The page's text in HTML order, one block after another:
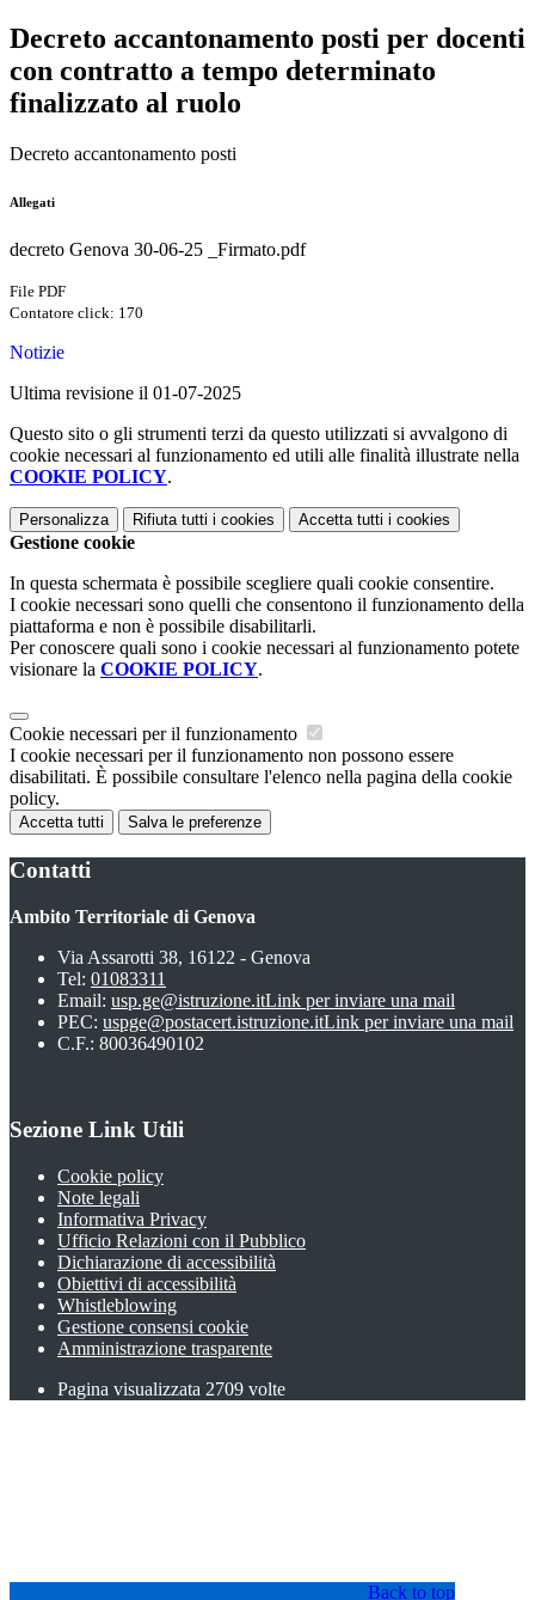
Decreto accantonamento posti per docenti
con contratto a tempo determinato
finalizzato al ruolo
Decreto accantonamento posti
Allegati
decreto Genova 30-06-25 _Firmato.pdf
File PDF
Contatore click: 170
Notizie
Ultima revisione il 01-07-2025
Questo sito o gli strumenti terzi da questo utilizzati si avvalgono di
cookie necessari al funzionamento ed utili alle finalità illustrate nella
COOKIE POLICY.
Personalizza Rifiuta tutti i cookies Accetta tutti i cookies
Gestione cookie
In questa schermata è possibile scegliere quali cookie consentire.
I cookie necessari sono quelli che consentono il funzionamento della
piattaforma e non è possibile disabilitarli.
Per conoscere quali sono i cookie necessari al funzionamento potete
visionare la COOKIE POLICY.
Cookie necessari per il funzionamento
I cookie necessari per il funzionamento non possono essere
disabilitati. È possibile consultare l'elenco nella pagina della cookie
policy.
Accetta tutti Salva le preferenze
Contatti
Ambito Territoriale di Genova
Via Assarotti 38, 16122 - Genova
Tel: 01083311
Email: usp.ge@istruzione.itLink per inviare una mail
PEC: uspge@postacert.istruzione.itLink per inviare una mail
C.F.: 80036490102
Sezione Link Utili
Cookie policy
Note legali
Informativa Privacy
Ufficio Relazioni con il Pubblico
Dichiarazione di accessibilità
Obiettivi di accessibilità
Whistleblowing
Gestione consensi cookie
Amministrazione trasparente
Pagina visualizzata 2709 volte
Back to top